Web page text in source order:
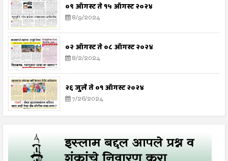
०९ ऑगस्ट ते १५ ऑगस्ट २०२४
8/9/2024
०२ ऑगस्ट ते ०८ ऑगस्ट २०२४
8/2/2024
२६ जुलै ते ०१ ऑगस्ट २०२४
7/26/2024